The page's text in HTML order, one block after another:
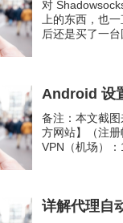
对
上的东西，也
后还是买了一台
Android 设
备注：本文截
方网站】（注
VPN（机场）：
详解代理自